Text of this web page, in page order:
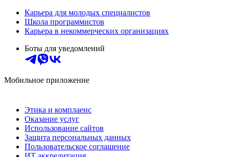
Карьера для молодых специалистов
Школа программистов
Карьера в некоммерческих организациях
Боты для уведомлений
Мобильное приложение
Этика и комплаенс
Оказание услуг
Использование сайтов
Защита персональных данных
Пользовательское соглашение